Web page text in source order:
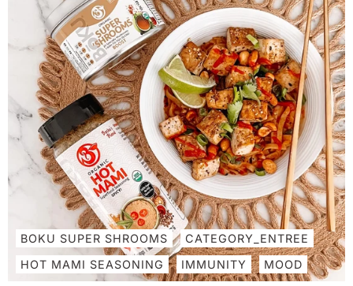
BOKU SUPER SHROOMS
CATEGORY_ENTREE
HOT MAMI SEASONING
IMMUNITY MOOD